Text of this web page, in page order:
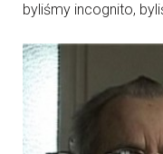
byliśmy incognito,